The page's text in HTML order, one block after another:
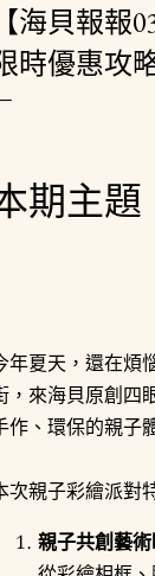
【海貝報
時優惠攻
期主題
年夏天，還在煩
，來海貝原創四
作、環保的親子
次親子彩繪派對
親子共創藝